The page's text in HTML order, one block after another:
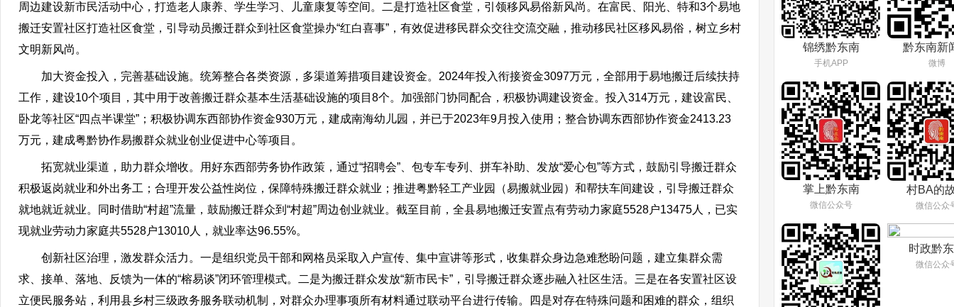
周边建设新市民活动中心，打造老人康养、学生学习、儿童康复等空间。二是打造社区食堂，引领移风易俗新风尚。在富民、阳光、特和3个易地
搬迁安置社区打造社区食堂，引导动员搬迁群众到社区食堂操办“红白喜事”，有效促进移民群众交往交流交融，推动移民社区移风易俗，树立乡村
文明新风尚。
加大资金投入，完善基础设施。统筹整合各类资源，多渠道筹措项目建设资金。2024年投入衔接资金3097万元，全部用于易地搬迁后续扶持
工作，建设10个项目，其中用于改善搬迁群众基本生活基础设施的项目8个。加强部门协同配合，积极协调建设资金。投入314万元，建设富民、
卧龙等社区“四点半课堂”；积极协调东西部协作资金930万元，建成南海幼儿园，并已于2023年9月投入使用；整合协调东西部协作资金2413.23
万元，建成粤黔协作易搬群众就业创业促进中心等项目。
拓宽就业渠道，助力群众增收。用好东西部劳务协作政策，通过“招聘会”、包专车专列、拼车补助、发放“爱心包”等方式，鼓励引导搬迁群众
积极返岗就业和外出务工；合理开发公益性岗位，保障特殊搬迁群众就业；推进粤黔轻工产业园（易搬就业园）和帮扶车间建设，引导搬迁群众
就地就近就业。同时借助“村超”流量，鼓励搬迁群众到“村超”周边创业就业。截至目前，全县易地搬迁安置点有劳动力家庭5528户13475人，已实
现就业劳动力家庭共5528户13010人，就业率达96.55%。
创新社区治理，激发群众活力。一是组织党员干部和网格员采取入户宣传、集中宣讲等形式，收集群众身边急难愁盼问题，建立集群众需
求、接单、落地、反馈为一体的“榕易谈”闭环管理模式。二是为搬迁群众发放“新市民卡”，引导搬迁群众逐步融入社区生活。三是在各安置社区设
立便民服务站，利用县乡村三级政务服务联动机制，对群众办理事项所有材料通过联动平台进行传输。四是对存在特殊问题和困难的群众，组织
锦绣黔东南
手机APP
黔东南新
微博
掌上黔东南
微信公众号
村BA的
微信公众
时政黔
微信公众